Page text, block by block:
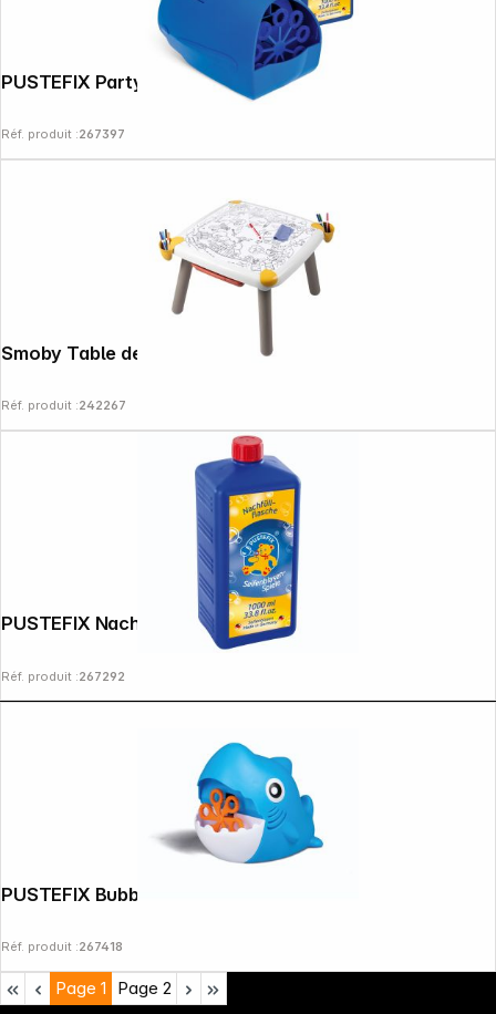
PUSTEFIX Party-Bubbler 1l
Réf. produit :267397
Réf. produit :242267
PUSTEFIX Nachfüllflasche Maxi 1000ml
Réf. produit :267292
PUSTEFIX Bubble Shark
Réf. produit :267418
Page 1 Page 2
Copyright © 2000 - 2026 DIFOX. All rights reserved.